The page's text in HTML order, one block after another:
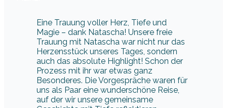
Besonderes. Die Vorgespräche waren für
uns als Paar eine wunderschöne Reise,
auf der wir unsere gemeinsame
Geschichte mit Tiefe reflektieren
konnten. Es fühlte sich fast so an, als
hätte uns dieser Prozess noch enger
zusammengeführt. Natascha hat sich
viel Zeit genommen, uns kennenzulernen,
und war in jeder Phase herzlich,